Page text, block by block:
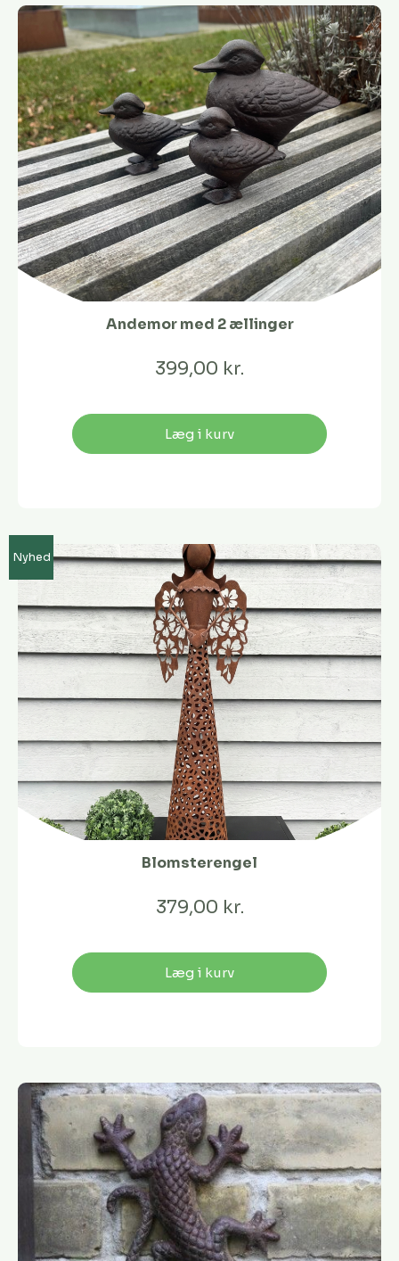
Andemor med 2 ællinger
399,00 kr.
Læg i kurv
Nyhed
Blomsterengel
379,00 kr.
Læg i kurv